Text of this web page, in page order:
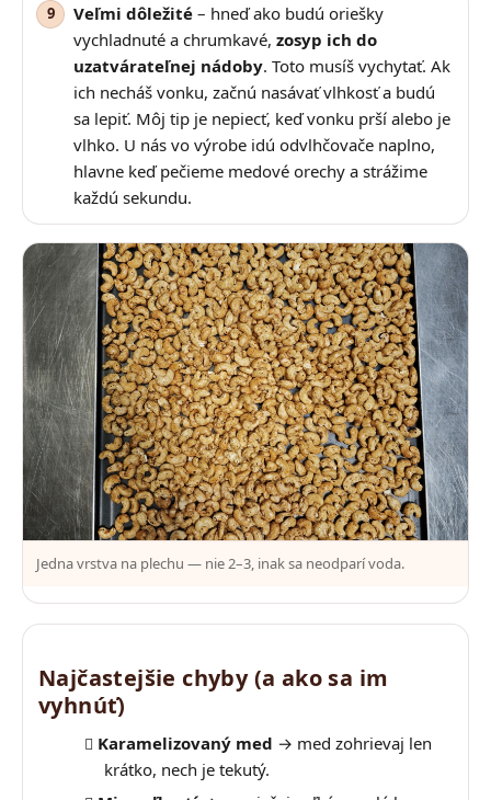
Veľmi dôležité – hneď ako budú oriešky
vychladnuté a chrumkavé, zosyp ich do
uzatvárateľnej nádoby. Toto musíš vychytať. Ak
ich necháš vonku, začnú nasávať vlhkosť a budú
sa lepiť. Môj tip je nepiecť, keď vonku prší alebo je
vlhko. U nás vo výrobe idú odvlhčovače naplno,
hlavne keď pečieme medové orechy a strážime
každú sekundu.
Jedna vrstva na plechu — nie 2–3, inak sa neodparí voda.
Najčastejšie chyby (a ako sa im
vyhnúť)
Karamelizovaný med → med zohrievaj len
krátko, nech je tekutý.